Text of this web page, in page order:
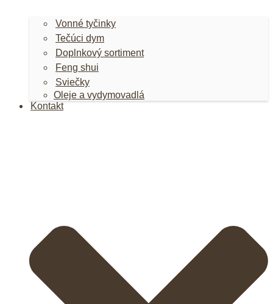
Vonné tyčinky
Tečúci dym
Doplnkový sortiment
Feng shui
Sviečky
Oleje a vydymovadlá
Kontakt